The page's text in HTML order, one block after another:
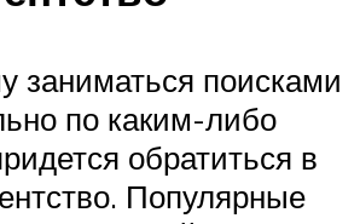
заниматься поисками
по каким-либо
обратиться в
Популярные